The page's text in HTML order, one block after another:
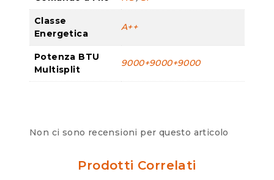
Classe
Energetica
A++
Potenza BTU
Multisplit
9000+9000+9000
Non ci sono recensioni per questo articolo
Prodotti Correlati